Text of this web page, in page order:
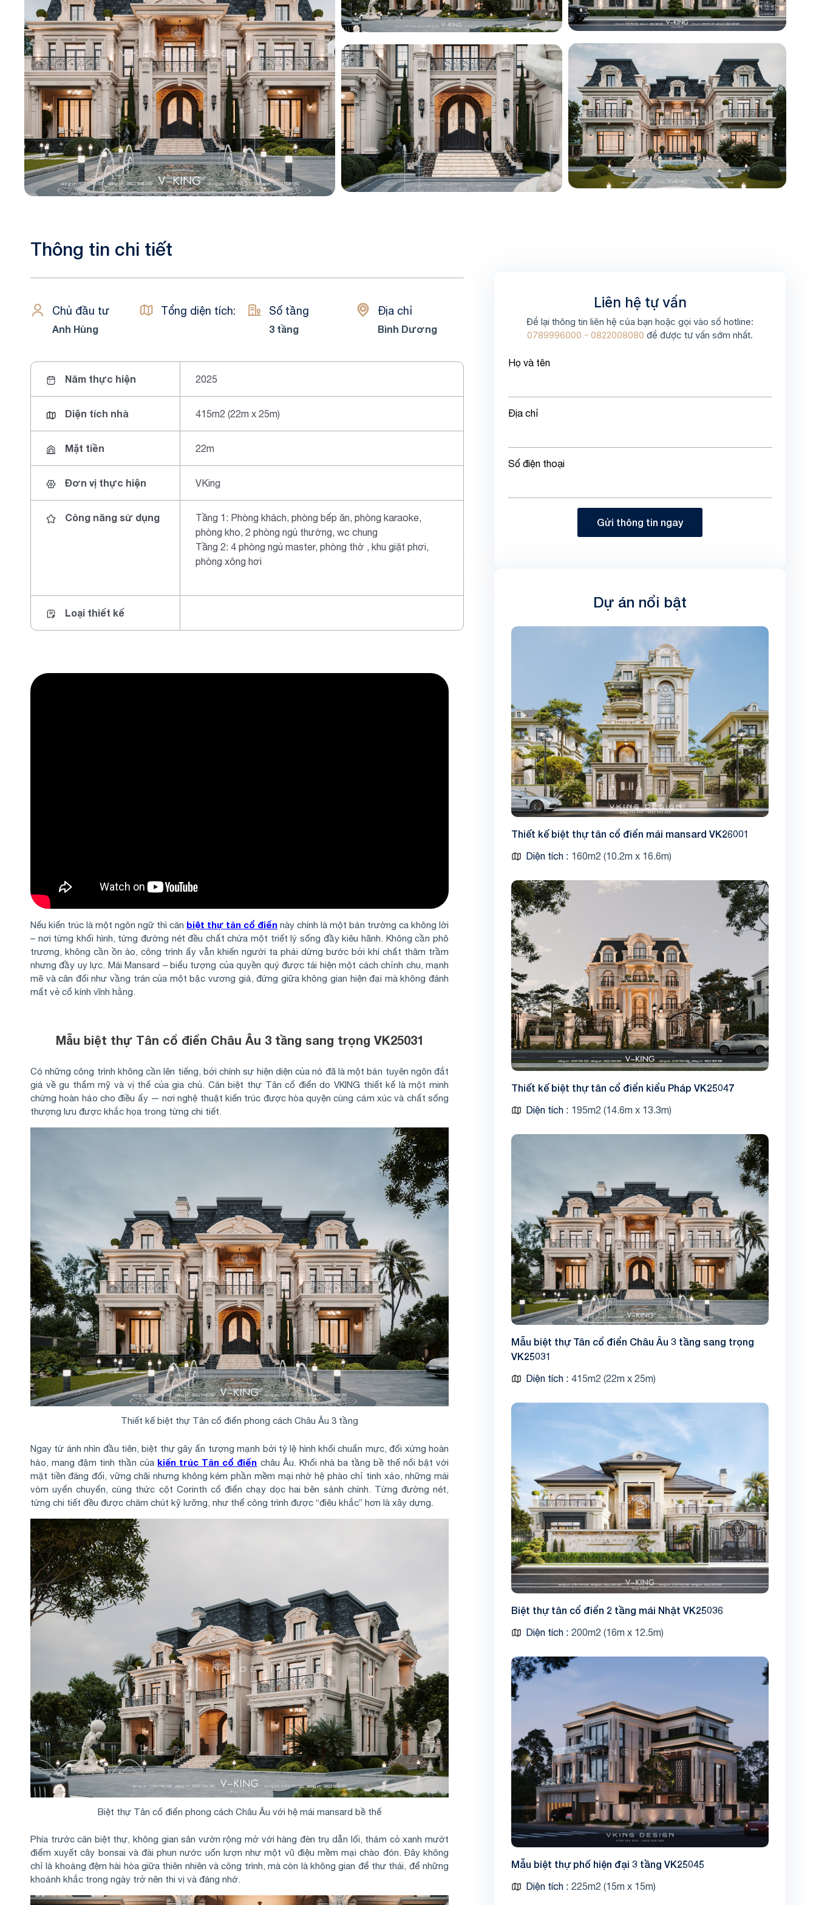
Biệt thự 3 tầng
Biệt thự 4 tầng
Share
Thông tin chi tiết
Chủ đầu tư
Anh Hùng
Tổng diện tích: Số tầng
3 tầng
Địa chỉ
Bình Dương
Năm thực hiện 2025
Diện tích nhà 415m2 (22m x 25m)
Mặt tiền 22m
Đơn vị thực hiện VKing
Công năng sử dụng
Tầng 1: Phòng khách, phòng bếp ăn, phòng karaoke,
phòng kho, 2 phòng ngủ thường, wc chung
Tầng 2: 4 phòng ngủ master, phòng thờ , khu giặt phơi,
phòng xông hơi
Loại thiết kế
Nếu kiến trúc là một ngôn ngữ thì căn biệt thự tân cổ điển này chính là một bản trường ca không lời
– nơi từng khối hình, từng đường nét đều chất chứa một triết lý sống đầy kiêu hãnh. Không cần phô
trương, không cần ồn ào, công trình ấy vẫn khiến người ta phải dừng bước bởi khí chất thâm trầm
nhưng đầy uy lực. Mái Mansard – biểu tượng của quyền quý được tái hiện một cách chỉnh chu, mạnh
mẽ và cân đối như vầng trán của một bậc vương giả, đứng giữa không gian hiện đại mà không đánh
mất vẻ cổ kính vĩnh hằng.
Mẫu biệt thự Tân cổ điển Châu Âu 3 tầng sang trọng VK25031
Có những công trình không cần lên tiếng, bởi chính sự hiện diện của nó đã là một bản tuyên ngôn đắt
giá về gu thẩm mỹ và vị thế của gia chủ. Căn biệt thự Tân cổ điển do VKING thiết kế là một minh
chứng hoàn hảo cho điều ấy — nơi nghệ thuật kiến trúc được hòa quyện cùng cảm xúc và chất sống
thượng lưu được khắc họa trong từng chi tiết.
Thiết kế biệt thự Tân cổ điển phong cách Châu Âu 3 tầng
Ngay từ ánh nhìn đầu tiên, biệt thự gây ấn tượng mạnh bởi tỷ lệ hình khối chuẩn mực, đối xứng hoàn
hảo, mang đậm tinh thần của kiến trúc Tân cổ điển châu Âu. Khối nhà ba tầng bề thế nổi bật với
mặt tiền đăng đối, vững chãi nhưng không kém phần mềm mại nhờ hệ phào chỉ tinh xảo, những mái
vòm uyển chuyển, cùng thức cột Corinth cổ điển chạy dọc hai bên sảnh chính. Từng đường nét,
từng chi tiết đều được chăm chút kỹ lưỡng, như thể công trình được “điêu khắc” hơn là xây dựng.
Biệt thự Tân cổ điển phong cách Châu Âu với hệ mái mansard bề thế
Phía trước căn biệt thự, không gian sân vườn rộng mở với hàng đèn trụ dẫn lối, thảm cỏ xanh mướt
điểm xuyết cây bonsai và đài phun nước uốn lượn như một vũ điệu mềm mại chào đón. Đây không
chỉ là khoảng đệm hài hòa giữa thiên nhiên và công trình, mà còn là không gian để thư thái, để những
khoảnh khắc trong ngày trở nên thi vị và đáng nhớ.
Liên hệ tự vấn
Để lại thông tin liên hệ của bạn hoặc gọi vào số hotline:
0789996000 - 0822008080 để được tư vấn sớm nhất.
Họ và tên
Địa chỉ
Số điện thoại
Gửi thông tin ngay
Dự án nổi bật
Thiết kế biệt thự tân cổ điển mái mansard VK26001
Diện tích 160m2 (10.2m x 16.6m)
Thiết kế biệt thự tân cổ điển kiểu Pháp VK25047
Diện tích 195m2 (14.6m x 13.3m)
Mẫu biệt thự Tân cổ điển Châu Âu 3 tầng sang trọng
VK25031
Diện tích 415m2 (22m x 25m)
Biệt thự tân cổ điển 2 tầng mái Nhật VK25036
Diện tích 200m2 (16m x 12.5m)
Mẫu biệt thự phố hiện đại 3 tầng VK25045
Diện tích 225m2 (15m x 15m)